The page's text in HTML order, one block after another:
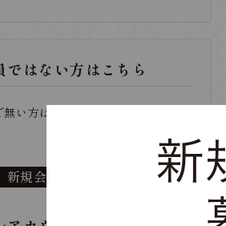
ではない方はこちら
い方は、こちらから登録をお願い
新規会員登録